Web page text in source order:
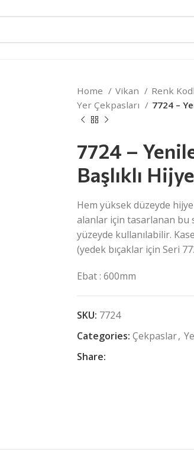
Home Vikan Renk
Yer Çekpasları
7724 –
7724 –
Başlıklı
Hem yüksek düzeyde
alanlar için tasarlanan bu
yüzeyde kullanılabilir.
(yedek bıçaklar için Seri
Ebat : 600mm
SKU: 7724
Categories: Çekpaslar,
Share: